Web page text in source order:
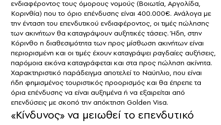
ενδιαφέροντος τους όμορους νομούς (Βοιωτία, Αργολίδα,
Κορινθία) που το όριο επένδυσης είναι 400.000€. Ανάλογα με
την ένταση του επενδυτικού ενδιαφέροντος, οι τιμές πώλησης
των ακινήτων θα καταγράψουν αυξητικές τάσεις. Ήδη, στην
Κόρινθο η διαθεσιμότητα των προς μίσθωση ακινήτων είναι
περιορισμένη και οι τιμές έχουν καταγράψει ραγδαίες αυξήσεις,
παρόμοια εικόνα καταγράφεται και στα προς πώληση ακίνητα.
Χαρακτηριστικό παράδειγμα αποτελεί το Ναύπλιο, που είναι
ήδη φημισμένος τουριστικός προορισμός και θα έπρεπε τα
όρια επένδυσης να είναι αυξημένα ή να εξαιρείται από
επενδύσεις με σκοπό την απόκτηση Golden Visa.
«Κίνδυνος» να μειωθεί το επενδυτικό